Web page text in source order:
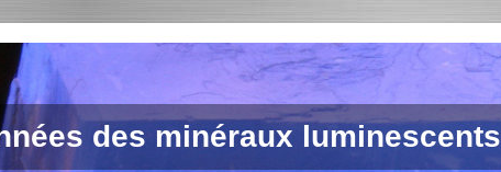
des minéraux luminescents